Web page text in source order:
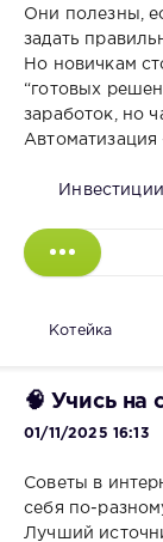
Они полезны,
задать
Но новичкам
“готовых
заработок, но
Автоматизация
Котейка
🧠 Учись на
01/11/2025 16:13
Советы в
себя по-
Лучший